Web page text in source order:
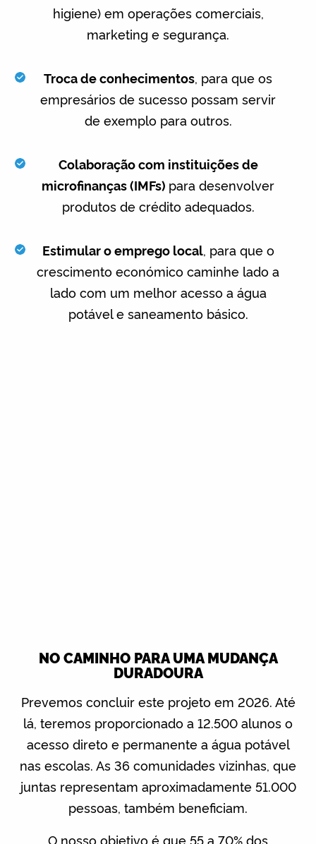
higiene) em operações comerciais,
marketing e segurança.
Troca de conhecimentos, para que os
empresários de sucesso possam servir
de exemplo para outros.
Colaboração com instituições de
microfinanças (IMFs) para desenvolver
produtos de crédito adequados.
Estimular o emprego local, para que o
crescimento económico caminhe lado a
lado com um melhor acesso a água
potável e saneamento básico.
NO CAMINHO PARA UMA MUDANÇA
DURADOURA
Prevemos concluir este projeto em 2026. Até
lá, teremos proporcionado a 12.500 alunos o
acesso direto e permanente a água potável
nas escolas. As 36 comunidades vizinhas, que
juntas representam aproximadamente 51.000
pessoas, também beneficiam.
O nosso objetivo é que 55 a 70% dos